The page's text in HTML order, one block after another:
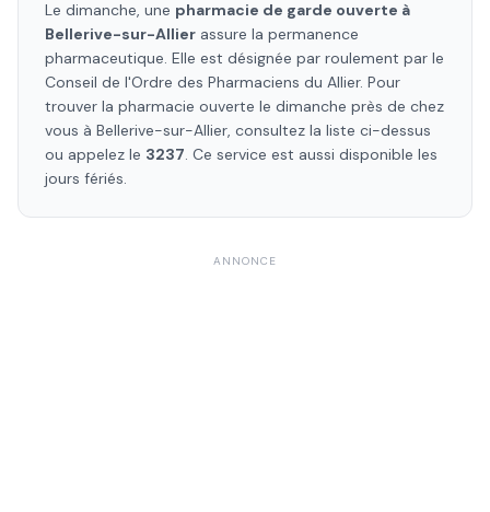
Le dimanche, une pharmacie de garde ouverte à
Bellerive-sur-Allier assure la permanence
pharmaceutique. Elle est désignée par roulement par le
Conseil de l'Ordre des Pharmaciens du Allier. Pour
trouver la pharmacie ouverte le dimanche près de chez
vous à Bellerive-sur-Allier, consultez la liste ci-dessus
ou appelez le 3237. Ce service est aussi disponible les
jours fériés.
ANNONCE